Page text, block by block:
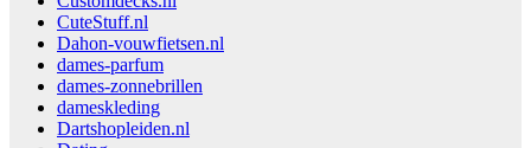
CuteStuff.nl
Dahon-vouwfietsen.nl
dames-parfum
dames-zonnebrillen
dameskleding
Dartshopleiden.nl